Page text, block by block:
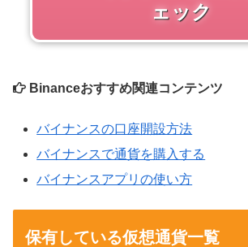
ェック
Binanceおすすめ関連コンテンツ
バイナンスの口座開設方法
バイナンスで通貨を購入する
バイナンスアプリの使い方
保有している仮想通貨一覧